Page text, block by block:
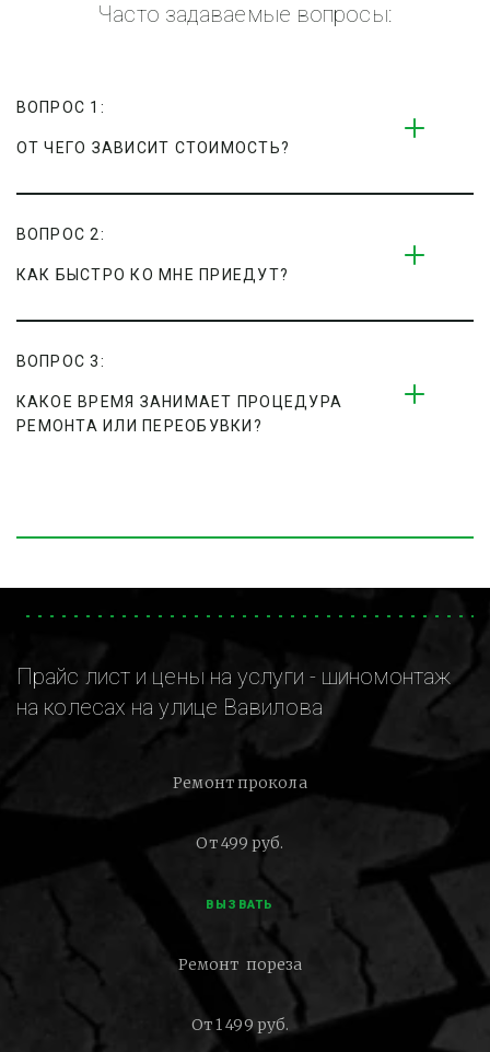
Часто задаваемые вопросы:
ВОПРОС 1:
ОТ ЧЕГО ЗАВИСИТ СТОИМОСТЬ?
ВОПРОС 2:
КАК БЫСТРО КО МНЕ ПРИЕДУТ?
ВОПРОС 3:
КАКОЕ ВРЕМЯ ЗАНИМАЕТ ПРОЦЕДУРА
РЕМОНТА ИЛИ ПЕРЕОБУВКИ?
Прайс лист и цены на услуги - шиномонтаж
на колесах на улице Вавилова
Ремонт прокола
От 499 руб.
ВЫЗВАТЬ
Ремонт пореза
От 1 499 руб.